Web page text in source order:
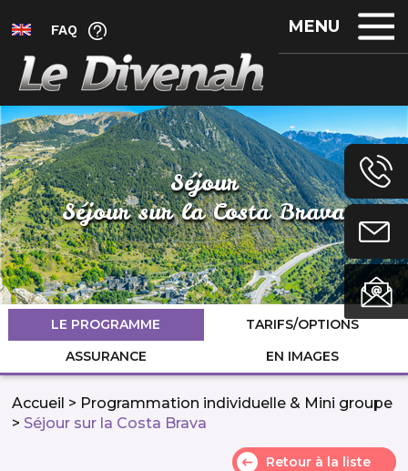
FAQ MENU
Séjour
Séjour sur la Costa Brava
LE PROGRAMME
TARIFS/OPTIONS
ASSURANCE
EN IMAGES
Accueil > Programmation individuelle & Mini groupe
> Séjour sur la Costa Brava
Retour à la liste